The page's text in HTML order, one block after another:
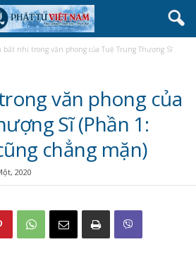
bất nhị trong văn phong của Tuệ Trung Thượng Sĩ
văn phong của
Sĩ (Phần 1:
chẳng mặn)
2020